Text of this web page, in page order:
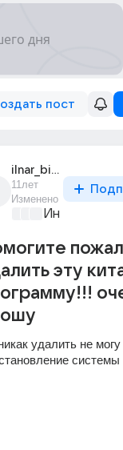
пост
ilnar_bikmurzin_3
11лет
Изменено
эту
удалить не